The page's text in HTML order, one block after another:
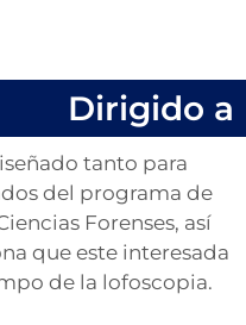
Dirigido a
tanto para
del programa de
Forenses, así
que este interesada
de la lofoscopia.